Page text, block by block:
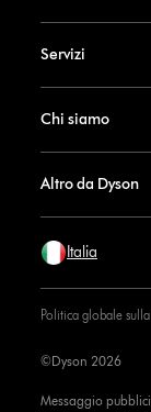
Servizi
Chi siamo
Altro da Dyson
Italia
Politica globale
Messaggio
©Dyson 2026